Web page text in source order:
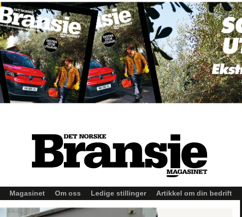
Magasinet Om oss Ledige stillinger Artikkel om din bedrift